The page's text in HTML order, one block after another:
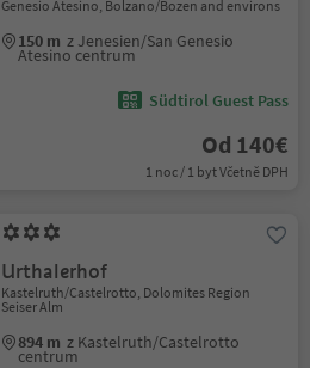
Genesio Atesino, Bolzano/Bozen and environs
150 m z Jenesien/San Genesio
Atesino centrum
Südtirol Guest Pass
Od 140€
1 noc / 1 byt Včetně DPH
Urthalerhof
Kastelruth/Castelrotto, Dolomites Region
Seiser Alm
894 m z Kastelruth/Castelrotto
centrum